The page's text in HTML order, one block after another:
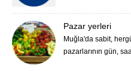
Pazar yerleri
Muğla'da sabit,
pazarlarının gün,